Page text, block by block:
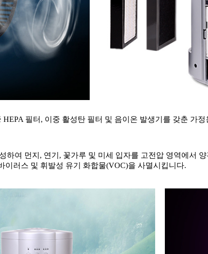
필터, 이중 활성탄 필터 및 음이온 발생기를 갖춘 가
하여 먼지, 연기, 꽃가루 및 미세 입자를 고전압 영역에서
러스 및 휘발성 유기 화합물(VOC)을 사멸시킵니다.